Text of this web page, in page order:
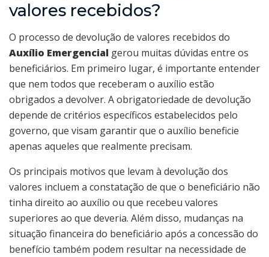
valores recebidos?
O processo de devolução de valores recebidos do
Auxílio Emergencial gerou muitas dúvidas entre os
beneficiários. Em primeiro lugar, é importante entender
que nem todos que receberam o auxílio estão
obrigados a devolver. A obrigatoriedade de devolução
depende de critérios específicos estabelecidos pelo
governo, que visam garantir que o auxílio beneficie
apenas aqueles que realmente precisam.
Os principais motivos que levam à devolução dos
valores incluem a constatação de que o beneficiário não
tinha direito ao auxílio ou que recebeu valores
superiores ao que deveria. Além disso, mudanças na
situação financeira do beneficiário após a concessão do
benefício também podem resultar na necessidade de